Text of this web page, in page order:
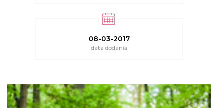
08-03-2017
data dodania